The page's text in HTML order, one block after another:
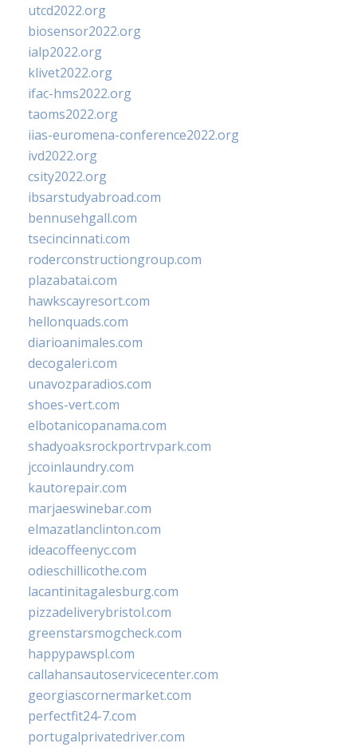
utcd2022.org
biosensor2022.org
ialp2022.org
klivet2022.org
ifac-hms2022.org
taoms2022.org
iias-euromena-conference2022.org
ivd2022.org
csity2022.org
ibsarstudyabroad.com
bennusehgall.com
tsecincinnati.com
roderconstructiongroup.com
plazabatai.com
hawkscayresort.com
hellonquads.com
diarioanimales.com
decogaleri.com
unavozparadios.com
shoes-vert.com
elbotanicopanama.com
shadyoaksrockportrvpark.com
jccoinlaundry.com
kautorepair.com
marjaeswinebar.com
elmazatlanclinton.com
ideacoffeenyc.com
odieschillicothe.com
lacantinitagalesburg.com
pizzadeliverybristol.com
greenstarsmogcheck.com
happypawspl.com
callahansautoservicecenter.com
georgiascornermarket.com
perfectfit24-7.com
portugalprivatedriver.com